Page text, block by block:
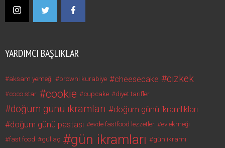
YARDIMCI BAŞLIKLAR
aksam yemeği browni kurabiye cheesecake cizkek
coco star cookie cupcake diyet tarifler
doğum günü ikramları
doğum günü ikramlıkları
doğum günü pastası
evde fastfood lezzetler
ev ekmeği
fast food
güllaç gün ikramları
gün ikramı